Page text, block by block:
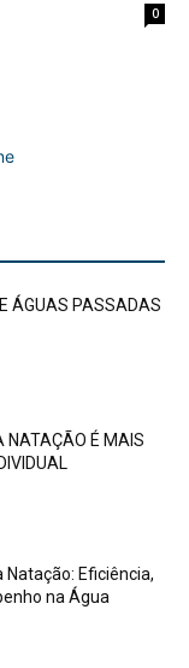
0
ÁGUAS PASSADAS
NATAÇÃO É MAIS
Eficiência,
na Água